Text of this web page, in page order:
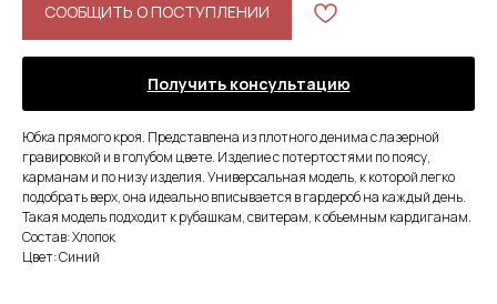
СООБЩИТЬ О ПОСТУПЛЕНИИ
Получить консультацию
Юбка прямого кроя. Представлена из плотного денима с лазерной
гравировкой и в голубом цвете. Изделие с потертостями по поясу,
карманам и по низу изделия. Универсальная модель, к которой легко
подобрать верх, она идеально вписывается в гардероб на каждый день.
Такая модель подходит к рубашкам, свитерам, к объемным кардиганам.
Состав: Хлопок
Цвет: Синий